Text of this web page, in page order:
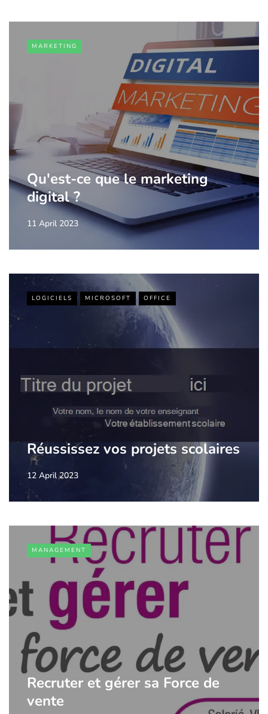
MARKETING
Qu'est-ce que le marketing
digital ?
11 April 2023
LOGICIELS MICROSOFT OFFICE
Réussissez vos projets scolaires
12 April 2023
MANAGEMENT
Recruter et gérer sa Force de
vente